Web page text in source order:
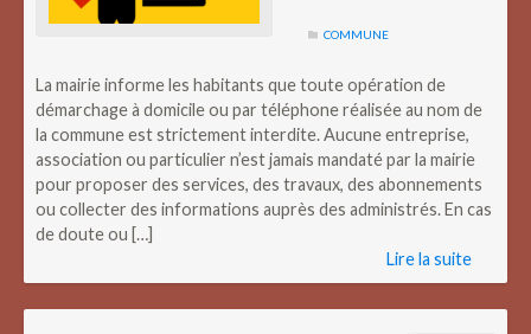
COMMUNE
La mairie informe les habitants que toute opération de
démarchage à domicile ou par téléphone réalisée au nom de
la commune est strictement interdite. Aucune entreprise,
association ou particulier n’est jamais mandaté par la mairie
pour proposer des services, des travaux, des abonnements
ou collecter des informations auprès des administrés. En cas
de doute ou […]
Lire la suite